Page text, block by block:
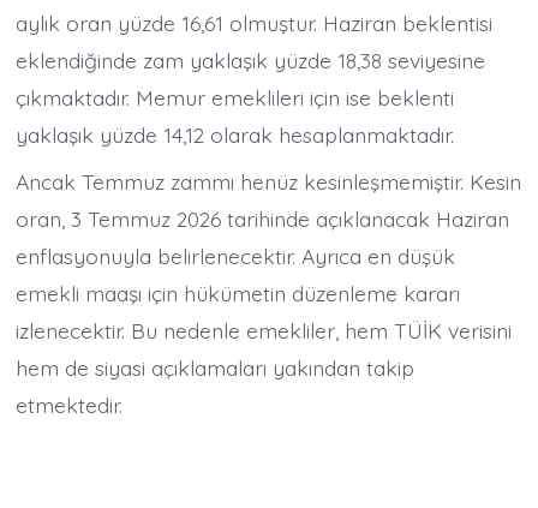
aylık oran yüzde 16,61 olmuştur. Haziran beklentisi
eklendiğinde zam yaklaşık yüzde 18,38 seviyesine
çıkmaktadır. Memur emeklileri için ise beklenti
yaklaşık yüzde 14,12 olarak hesaplanmaktadır.
Ancak Temmuz zammı henüz kesinleşmemiştir. Kesin
oran, 3 Temmuz 2026 tarihinde açıklanacak Haziran
enflasyonuyla belirlenecektir. Ayrıca en düşük
emekli maaşı için hükümetin düzenleme kararı
izlenecektir. Bu nedenle emekliler, hem TÜİK verisini
hem de siyasi açıklamaları yakından takip
etmektedir.